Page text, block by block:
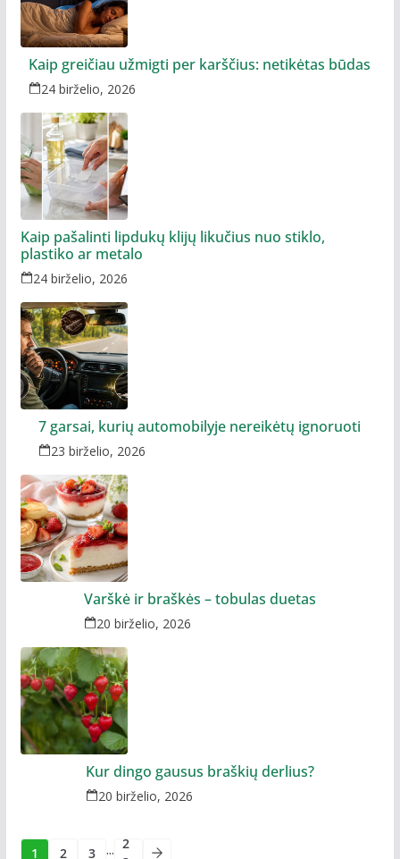
Kaip greičiau užmigti per karščius: netikėtas būdas
24 birželio, 2026
Kaip pašalinti lipdukų klijų likučius nuo stiklo,
plastiko ar metalo
24 birželio, 2026
7 garsai, kurių automobilyje nereikėtų ignoruoti
23 birželio, 2026
Varškė ir braškės – tobulas duetas
20 birželio, 2026
Kur dingo gausus braškių derlius?
20 birželio, 2026
1 2 3 ... 2